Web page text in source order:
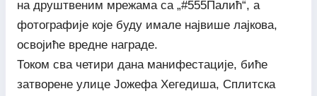
на друштвеним мрежама са „#555Палић“, а
фотографије које буду имале највише лајкова,
освојиће вредне награде.
Током сва четири дана манифестације, биће
затворене улице Јожефа Хегедиша, Сплитска